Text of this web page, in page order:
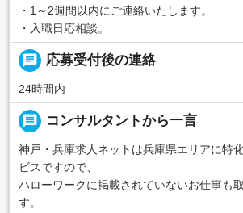
・1～2週間以内にご連絡いたします。
・入職日応相談。
chat 応募受付後の連絡
24時間内
message コンサルタントから一言
神戸・兵庫求人ネットは兵庫県エリアに特
ビスですので、
ハローワークに掲載されていないお仕事も
す。